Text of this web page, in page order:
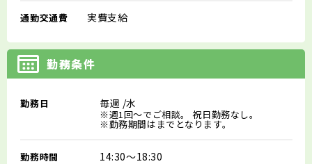
通勤交通費 実費支給
勤務条件
勤務日 毎週 /水
※週1回～でご相談。 祝日勤務なし。
※勤務期間はまでとなります。
勤務時間 14:30～18:30